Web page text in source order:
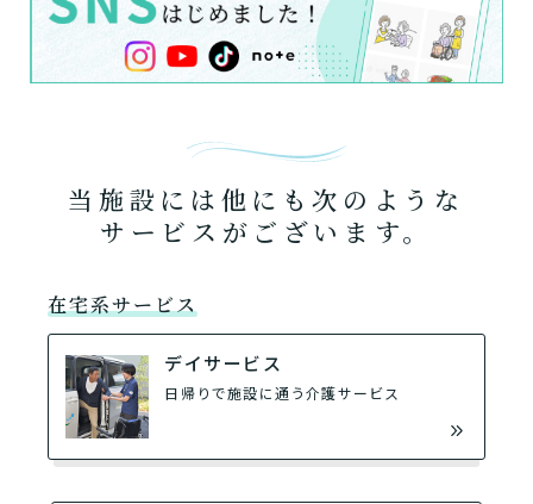
当施設には他にも次のような
サービスがございます。
在宅系サービス
デイサービス
日帰りで施設に通う介護サービス